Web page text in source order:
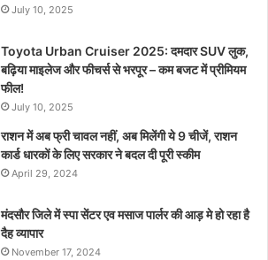
July 10, 2025
Toyota Urban Cruiser 2025: दमदार SUV लुक,
बढ़िया माइलेज और फीचर्स से भरपूर – कम बजट में प्रीमियम
फील!
July 10, 2025
राशन में अब फ्री चावल नहीं, अब मिलेंगी ये 9 चीजें, राशन
कार्ड धारकों के लिए सरकार ने बदल दी पूरी स्कीम
April 29, 2024
मंदसौर जिले में स्पा सेंटर एव मसाज पार्लर की आड़ मे हो रहा है
दैह व्यापार
November 17, 2024